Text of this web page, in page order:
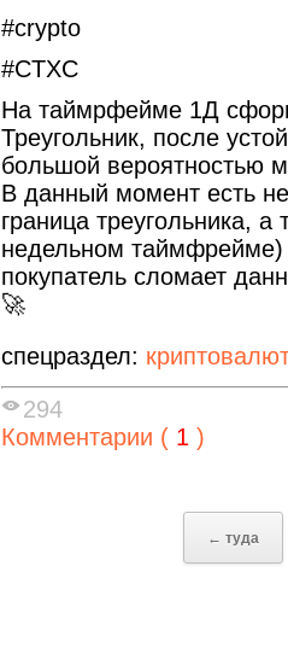
#crypto
#CTXC
На таймрфейме 1Д
Треугольник, после
большой вероятностью
В данный момент есть
граница треугольника,
недельном таймфрейме)
покупатель сломает
🚀
спецраздел:
294
Комментарии ( 1 )
← туда